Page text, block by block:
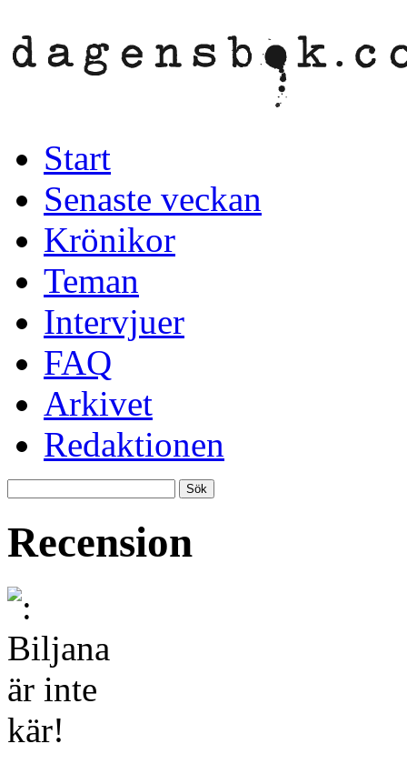
Start
Senaste veckan
Krönikor
Teman
Intervjuer
FAQ
Arkivet
Redaktionen
Recension